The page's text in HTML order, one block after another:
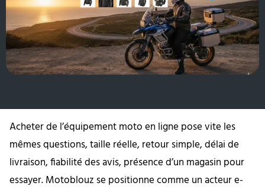
Acheter de l’équipement moto en ligne pose vite les
mêmes questions, taille réelle, retour simple, délai de
livraison, fiabilité des avis, présence d’un magasin pour
essayer. Motoblouz se positionne comme un acteur e-